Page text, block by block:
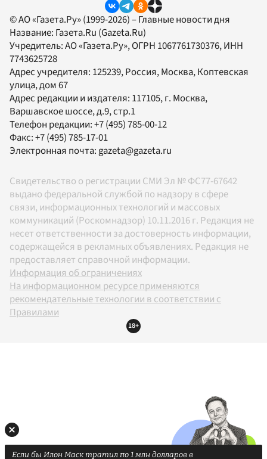
© АО «Газета.Ру» (1999-2026) – Главные новости дня
Название: Газета.Ru (Gazeta.Ru)
Учредитель:АО «Газета.Ру», ОГРН 1067761730376, ИНН
7743625728
Адрес учредителя: 125239, Россия, Москва, Коптевская
улица, дом 67
Адрес редакции и издателя: 117105, г. Москва,
Варшавское шоссе, д.9, стр.1
Телефон редакции:+7 (495) 785-00-12
Факс:+7 (495) 785-17-01
Электронная почта:gazeta@gazeta.ru
Свидетельство о регистрации СМИ Эл № ФС77-67642
выдано федеральной службой по надзору в сфере
связи, информационных технологий и массовых
коммуникаций (Роскомнадзор) 10.11.2016 г. Редакция не
несет ответственности за достоверность информации,
содержащейся в рекламных объявлениях. Редакция не
предоставляет справочной информации.
Информация об ограничениях
На информационном ресурсе применяются
рекомендательные технологии в соответствии с
Правилами
18+
Если бы Илон Маск тратил по 1 млн долларов в